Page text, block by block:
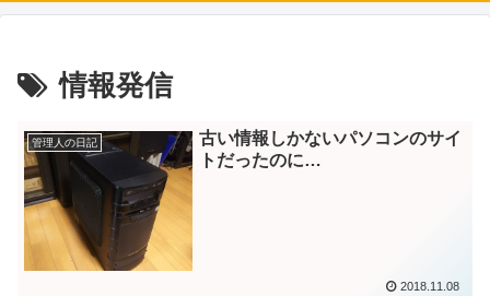
情報発信
管理人の日記
古い情報しかないパソコンのサイ
トだったのに…
2018.11.08